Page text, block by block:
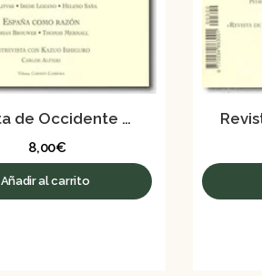
Revista de Occidente nº 304 – Septiembre 2006
8,00€
Añadir al carrito